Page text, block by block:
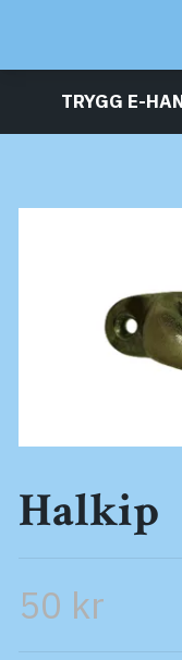
TRYGG E-
Halkip
50 kr